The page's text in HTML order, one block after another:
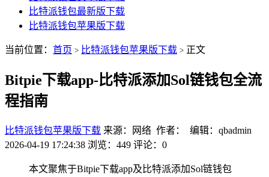
比特派钱包最新版下载
比特派钱包苹果版下载
当前位置： 首页 > 比特派钱包苹果版下载 > 正文
Bitpie下载app-比特派添加Sol链钱包全流
程指南
比特派钱包苹果版下载 来源：网络 作者： 编辑：qbadmin
2026-04-19 17:24:38 浏览：449 评论：0
本文聚焦于Bitpie下载app及比特派添加Sol链钱包